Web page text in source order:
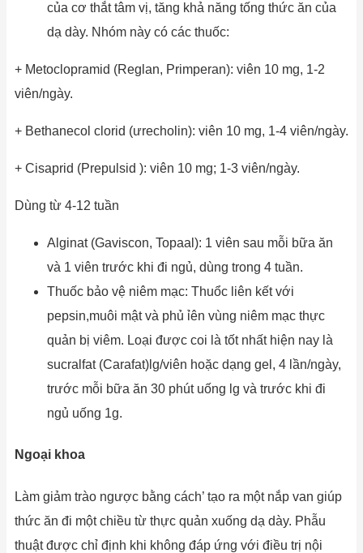
của cơ thắt tâm vị, tăng khả năng tống thức ăn của
dạ dày. Nhóm này có các thuốc:
+ Metoclopramid (Reglan, Primperan): viên 10 mg, 1-2
viên/ngày.
+ Bethanecol clorid (ưrecholin): viên 10 mg, 1-4 viên/ngày.
+ Cisaprid (Prepulsid ): viên 10 mg; 1-3 viên/ngày.
Dùng từ 4-12 tuần
Alginat (Gaviscon, Topaal): 1 viên sau mỗi bữa ăn
và 1 viên trước khi đi ngủ, dùng trong 4 tuần.
Thuốc bảo vệ niêm mạc: Thuổc liên kết với
pepsin,muôi mật và phủ ỉên vùng niêm mạc thực
quản bị viêm. Loại được coi là tốt nhất hiện nay là
sucralfat (Carafat)lg/viên hoặc dạng gel, 4 lần/ngày,
trước mỗi bữa ăn 30 phút uống lg và trước khi đi
ngủ uống 1g.
Ngoại khoa
Làm giảm trào ngược bằng cách’ tạo ra một nắp van giúp
thức ăn đi một chiều từ thực quản xuống dạ dày. Phẫu
thuật được chỉ định khi không đáp ứng với điều trị nội